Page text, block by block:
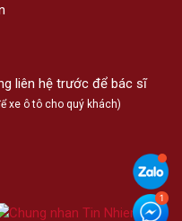
liên hệ trước để bác sĩ
xe ô tô cho quý khách)